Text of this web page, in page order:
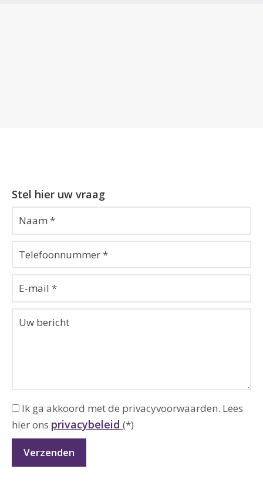
Stel hier uw vraag
Ik ga akkoord met de privacyvoorwaarden. Lees
hier ons privacybeleid (*)